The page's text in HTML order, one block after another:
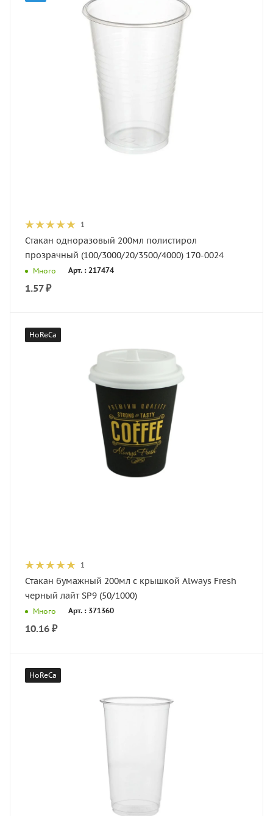
1
Стакан одноразовый 200мл полистирол
прозрачный (100/3000/20/3500/4000) 170-0024
Много Арт. : 217474
1.57₽
HoReCa
1
Стакан бумажный 200мл с крышкой Always Fresh
черный лайт SP9 (50/1000)
Много Арт. : 371360
10.16 ₽
HoReCa